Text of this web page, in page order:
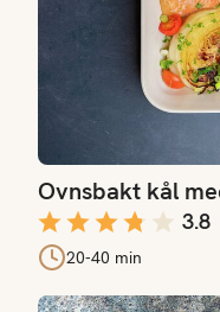
Ovnsbakt kål
3.8
20-40 min